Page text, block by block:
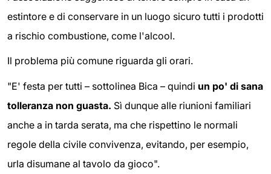
estintore e di conservare in un luogo sicuro tutti i prodotti
a rischio combustione, come l'alcool.
Il problema più comune riguarda gli orari.
"E' festa per tutti – sottolinea Bica – quindi un po' di sana
tolleranza non guasta. Sì dunque alle riunioni familiari
anche a in tarda serata, ma che rispettino le normali
regole della civile convivenza, evitando, per esempio,
urla disumane al tavolo da gioco".